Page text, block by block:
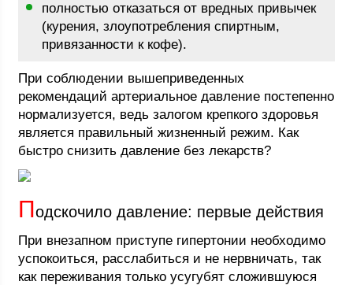
полностью отказаться от вредных привычек
(курения, злоупотребления спиртным,
привязанности к кофе).
При соблюдении вышеприведенных
рекомендаций артериальное давление постепенно
нормализуется, ведь залогом крепкого здоровья
является правильный жизненный режим. Как
быстро снизить давление без лекарств?
Подскочило давление: первые действия
При внезапном приступе гипертонии необходимо
успокоиться, расслабиться и не нервничать, так
как переживания только усугубят сложившуюся